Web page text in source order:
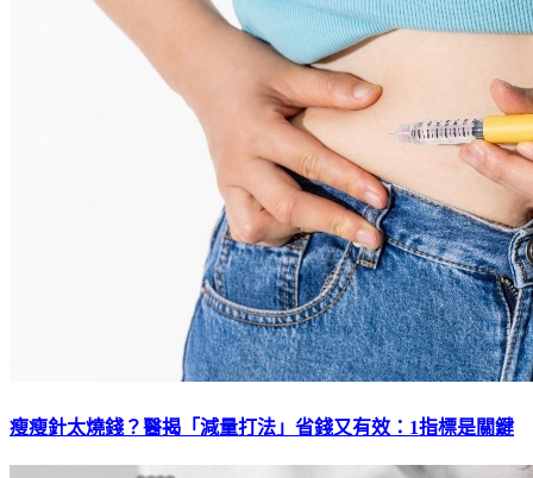
瘦瘦針太燒錢？醫揭「減量打法」省錢又有效：1指標是關鍵